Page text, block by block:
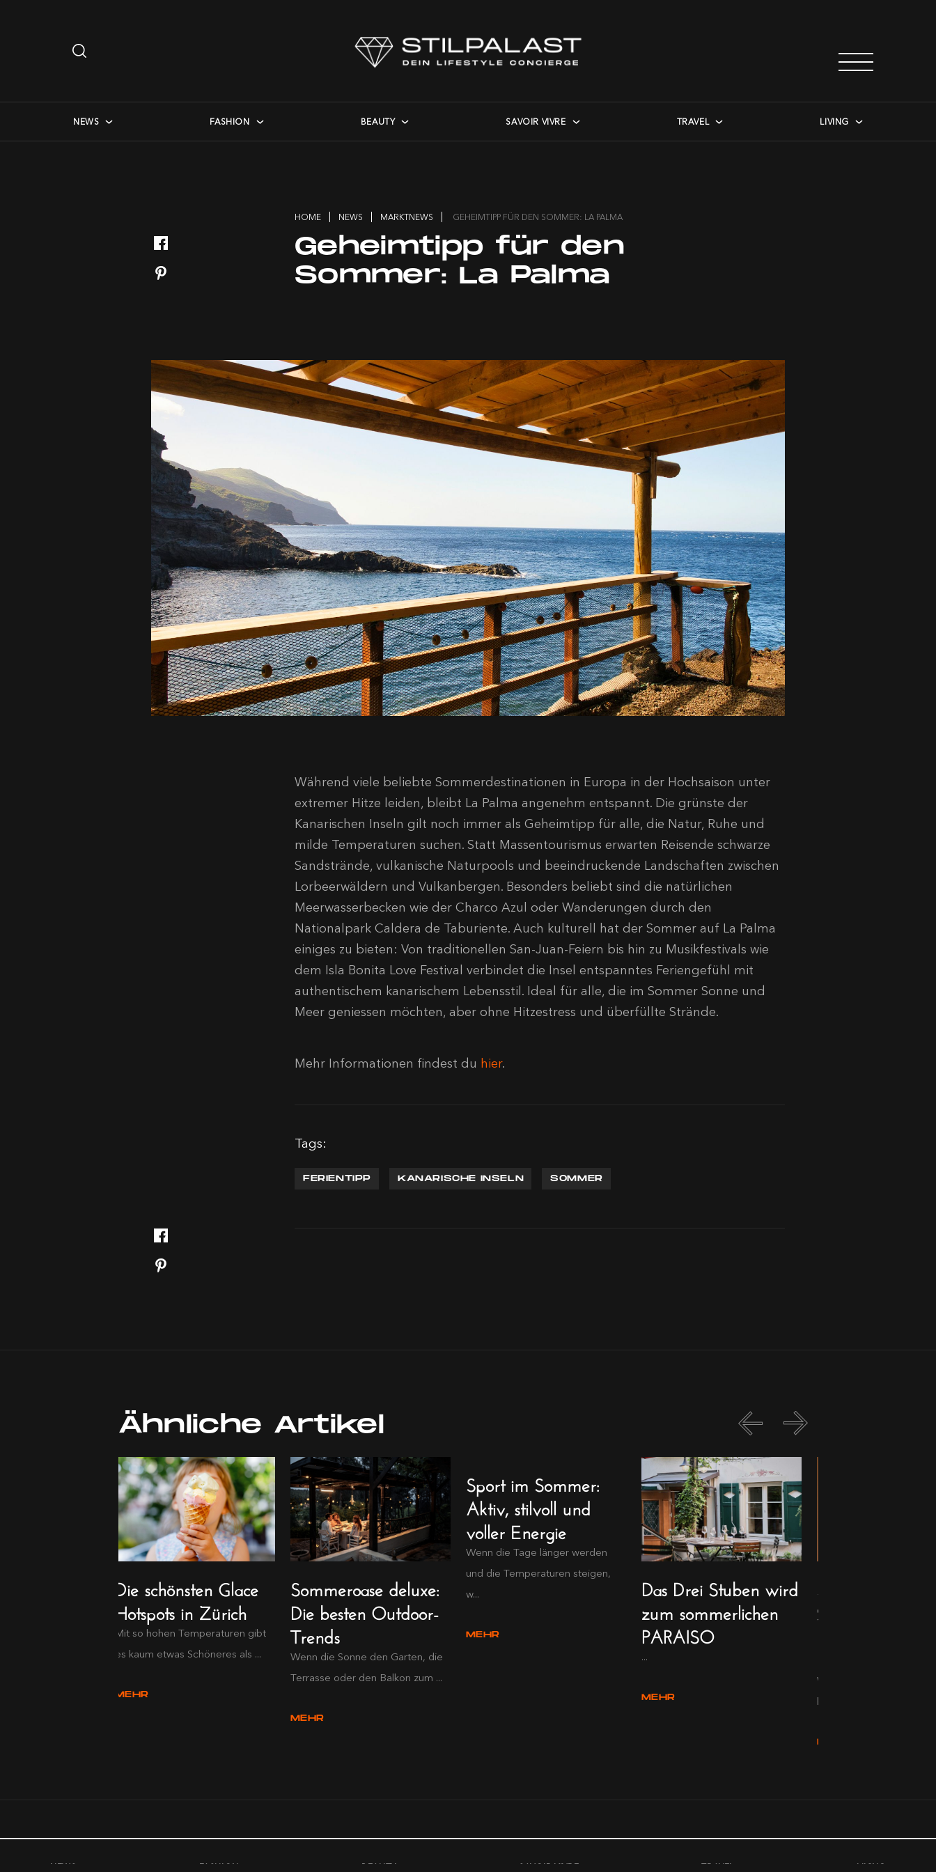
…
NEWS FASHION BEAUTY SAVOIR VIVRE TRAVEL LIVING
HOME NEWS MARKTNEWS GEHEIMTIPP FÜR DEN SOMMER: LA PALMA
Geheimtipp für den
Sommer: La Palma
Während viele beliebte Sommerdestinationen in Europa in der Hochsaison unter
extremer Hitze leiden, bleibt La Palma angenehm entspannt. Die grünste der
Kanarischen Inseln gilt noch immer als Geheimtipp für alle, die Natur, Ruhe und
milde Temperaturen suchen. Statt Massentourismus erwarten Reisende schwarze
Sandstrände, vulkanische Naturpools und beeindruckende Landschaften zwischen
Lorbeerwäldern und Vulkanbergen. Besonders beliebt sind die natürlichen
Meerwasserbecken wie der Charco Azul oder Wanderungen durch den
Nationalpark Caldera de Taburiente. Auch kulturell hat der Sommer auf La Palma
einiges zu bieten: Von traditionellen San-Juan-Feiern bis hin zu Musikfestivals wie
dem Isla Bonita Love Festival verbindet die Insel entspanntes Feriengefühl mit
authentischem kanarischem Lebensstil. Ideal für alle, die im Sommer Sonne und
Meer geniessen möchten, aber ohne Hitzestress und überfüllte Strände.
Mehr Informationen findest du hier.
Tags:
FERIENTIPP KANARISCHE INSELN SOMMER
Ähnliche Artikel
Die schönsten Glace
Hotspots in Zürich
Mit so hohen Temperaturen gibt
es kaum etwas Schöneres als ...
MEHR
Sommeroase deluxe:
Die besten Outdoor-
Trends
Wenn die Sonne den Garten, die
Terrasse oder den Balkon zum ...
MEHR
Sport im Sommer:
Aktiv, stilvoll und
voller Energie
Wenn die Tage länger werden
und die Temperaturen steigen,
w...
MEHR
Das Drei Stuben wird
zum sommerlichen
PARAISO
...
MEHR
Sommerfrisuren
2026: Die
Wer Lust auf einen
hat, findet im Sommer
MEHR
NEWS FASHION BEAUTY SAVOIR VIVRE TRAVEL LIVING